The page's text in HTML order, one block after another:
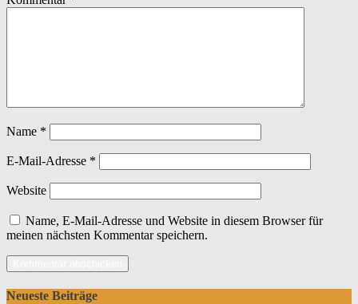
Name *
E-Mail-Adresse *
Website
Name, E-Mail-Adresse und Website in diesem Browser für
meinen nächsten Kommentar speichern.
Neueste Beiträge